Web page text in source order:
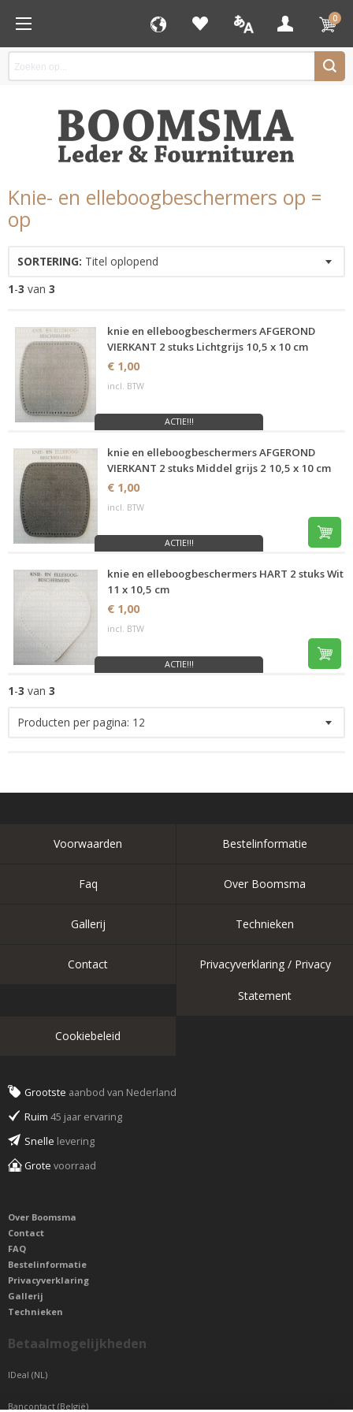
0
Knie- en elleboogbeschermers op =
op
SORTERING: Titel oplopend
1-3 van 3
knie en elleboogbeschermers AFGEROND
VIERKANT 2 stuks Lichtgrijs 10,5 x 10 cm
€ 1,00
incl. BTW
ACTIE!!!
knie en elleboogbeschermers AFGEROND
VIERKANT 2 stuks Middel grijs 2 10,5 x 10 cm
€ 1,00
incl. BTW
ACTIE!!!
knie en elleboogbeschermers HART 2 stuks Wit
11 x 10,5 cm
€ 1,00
incl. BTW
ACTIE!!!
1-3 van 3
Producten per pagina: 12
Voorwaarden Bestelinformatie
Faq Over Boomsma
Gallerij Technieken
Contact Privacyverklaring / Privacy
Statement
Cookiebeleid
Grootste aanbod van Nederland
Ruim 45 jaar ervaring
Snelle levering
Grote voorraad
Over Boomsma
Contact
FAQ
Bestelinformatie
Privacyverklaring
Gallerij
Technieken
Betaalmogelijkheden
IDeal (NL)
Bancontact (België)